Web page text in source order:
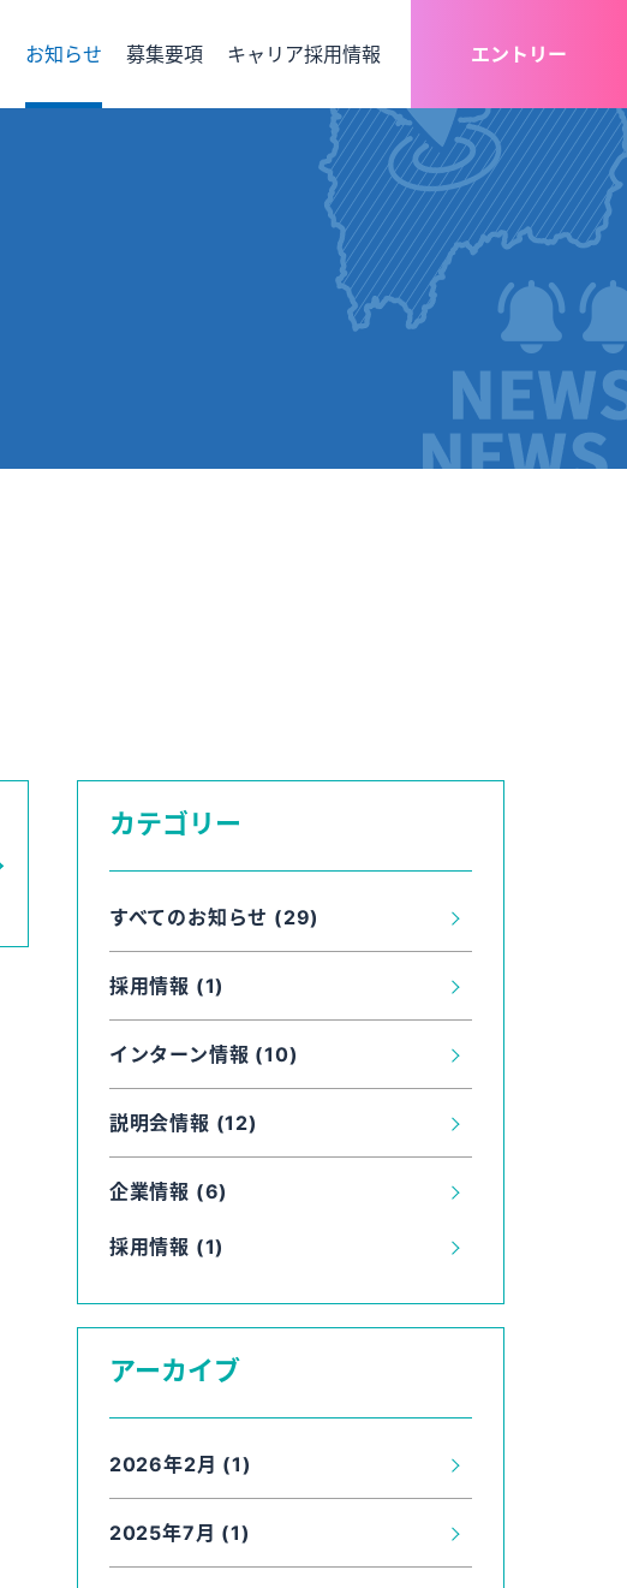
お知らせ 募集要項 キャリア採用情報
経理 DX
エントリー
カテゴリー
すべてのお知らせ (29)
採用情報 (1)
インターン情報 (10)
説明会情報 (12)
企業情報 (6)
採用情報 (1)
アーカイブ
2026年2月 (1)
2025年7月 (1)